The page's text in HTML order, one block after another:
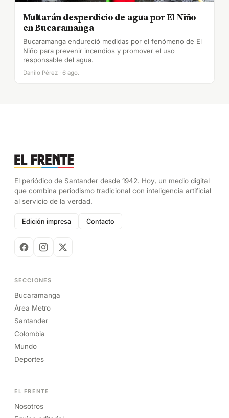
Multarán desperdicio de agua por El Niño
en Bucaramanga
Bucaramanga endureció medidas por el fenómeno de El
Niño para prevenir incendios y promover el uso
responsable del agua.
Danilo Pérez · 6 ago.
El periódico de Santander desde 1942. Hoy, un medio digital
que combina periodismo tradicional con inteligencia artificial
al servicio de la verdad.
Edición impresa Contacto
SECCIONES
Bucaramanga
Área Metro
Santander
Colombia
Mundo
Deportes
EL FRENTE
Nosotros